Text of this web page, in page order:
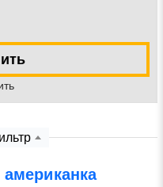
заявку» Вы даете